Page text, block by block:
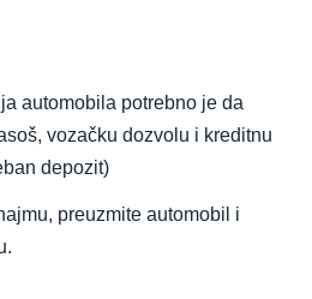
automobila potrebno je da
vozačku dozvolu i kreditnu
depozit)
preuzmite automobil i